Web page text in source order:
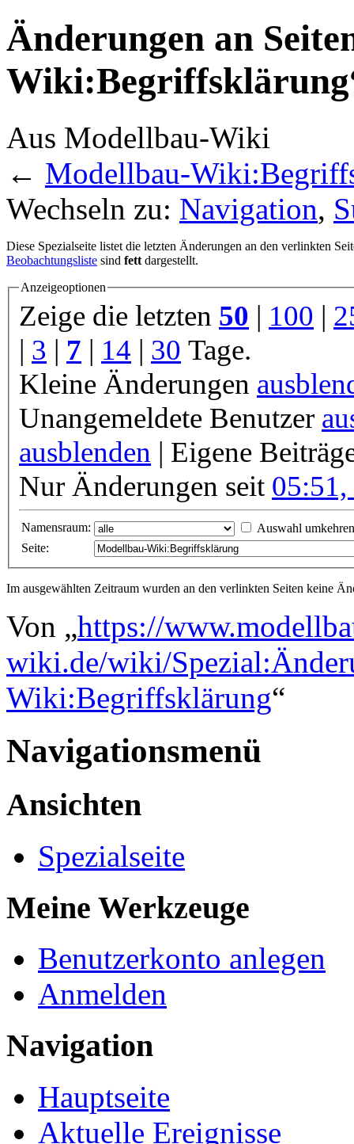
Änderungen an
Aus Modellbau-Wiki
← Modellbau-
Wechseln zu: Navigation,
Diese Spezialseite listet die letzten Änderungen an den verlinkten
Beobachtungsliste sind fett dargestellt.
Anzeigeoptionen
Zeige die letzten 50 | 100 |
| 3 | 7 | 14 | 30 Tage.
Kleine Änderungen
Unangemeldete Benutzer
ausblenden | Eigene
Nur Änderungen seit
Namensraum:
Auswahl umkehren
Seite:
Im ausgewählten Zeitraum wurden an den verlinkten Seiten keine
Von „https://
wiki.de/wiki/
Wiki:Begriffsklärung“
Navigationsmenü
Ansichten
Spezialseite
Meine Werkzeuge
Benutzerkonto anlegen
Anmelden
Navigation
Hauptseite
Aktuelle Ereignisse